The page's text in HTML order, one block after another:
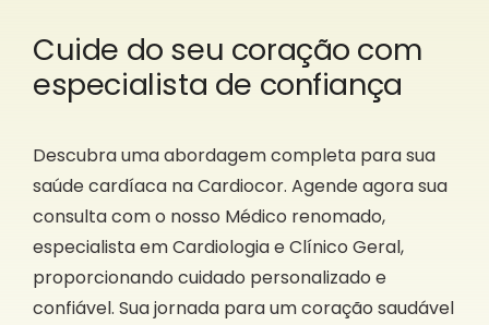
Cuide do seu coração com
especialista de confiança
Descubra uma abordagem completa para sua
saúde cardíaca na Cardiocor. Agende agora sua
consulta com o nosso Médico renomado,
especialista em Cardiologia e Clínico Geral,
proporcionando cuidado personalizado e
confiável. Sua jornada para um coração saudável